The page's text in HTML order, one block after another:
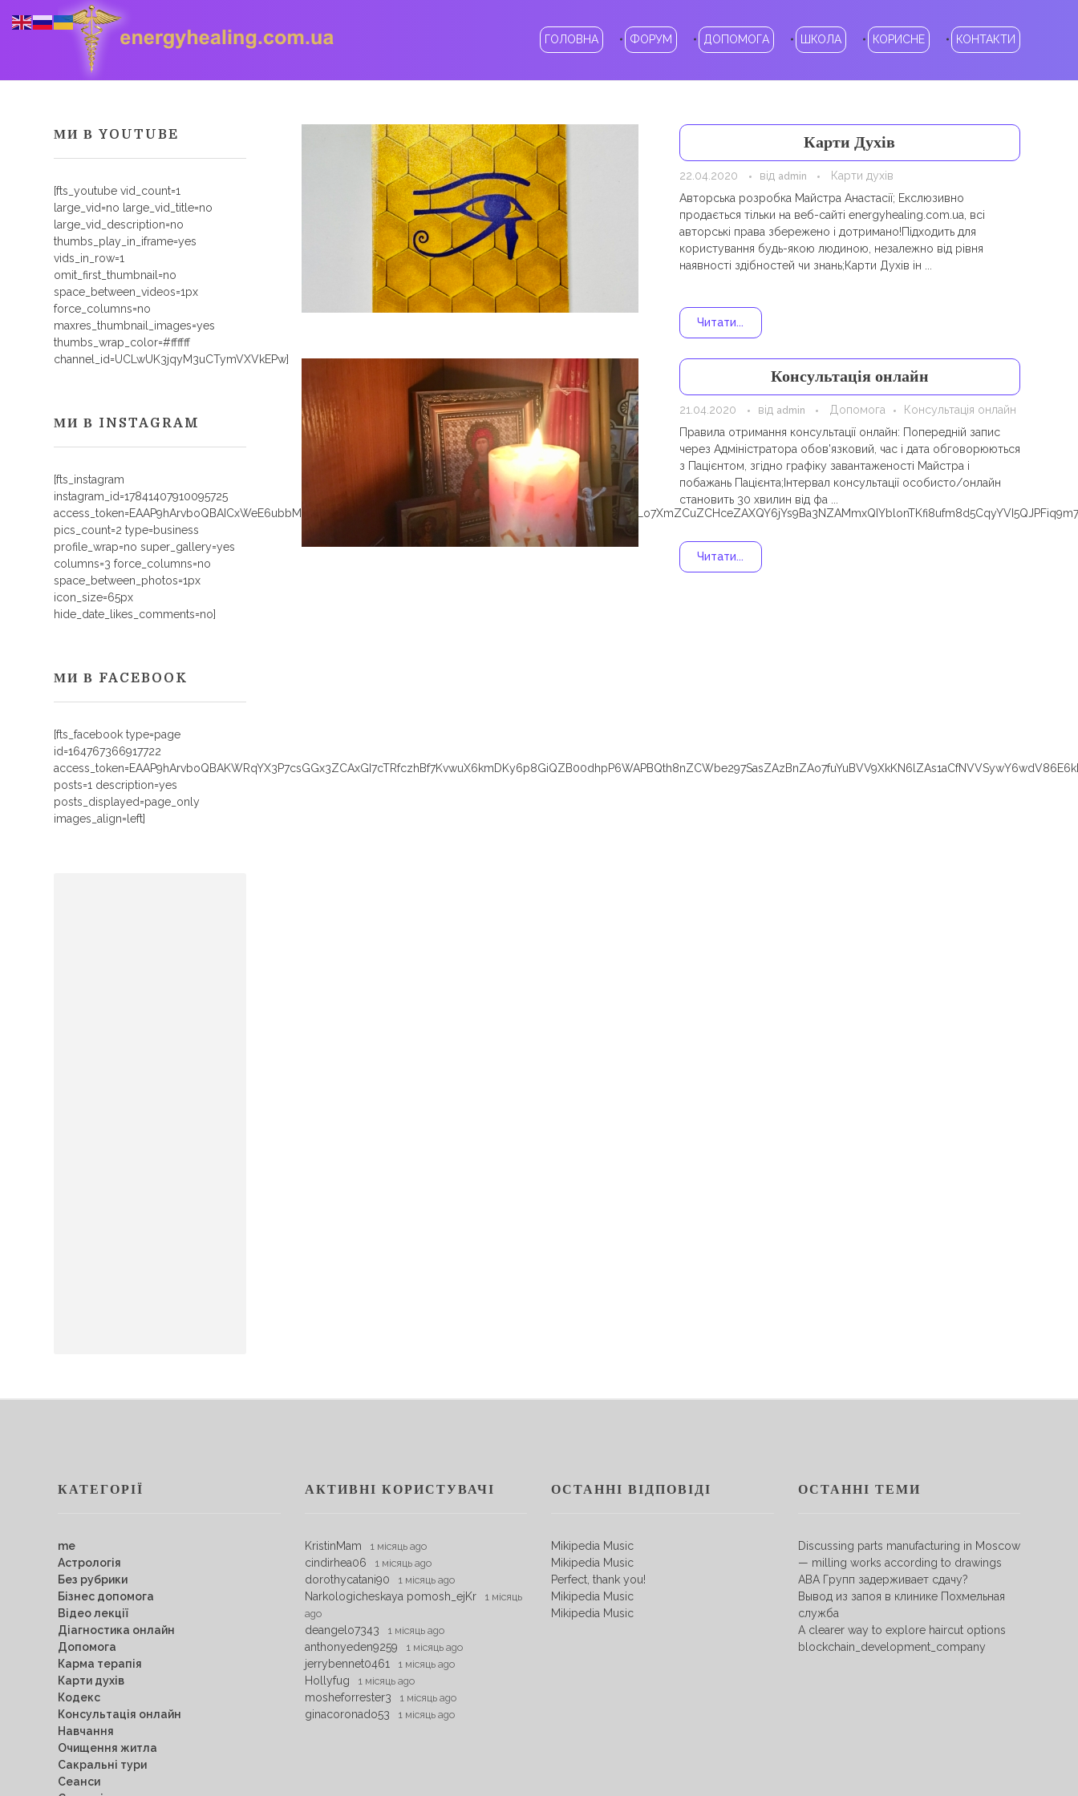
Energyhealing
Анастасія медіум,контактер,щоденник медіума,Майстер,цілительство,карма терапія,консультація онлайн,астрологія
ГОЛОВНА ФОРУМ ДОПОМОГА ШКОЛА КОРИСНЕ КОНТАКТИ
Карти Духів
22.04.2020 від admin
Карти духів
Авторська розробка Майстра Анастасії; Екслюзивно
продається тільки на веб-сайті energyhealing.com.ua, всі
авторські права збережено і дотримано!Підходить для
користування будь-якою людиною, незалежно від рівня
наявності здібностей чи знань;Карти Духів ін ...
Читати...
Консультація онлайн
21.04.2020 від admin Допомога
Консультація онлайн
Правила отримання консультації онлайн: Попередній запис
через Адміністратора обов'язковий, час і дата обговорюються
з Пацієнтом, згідно графіку завантаженості Майстра і
побажань Пацієнта;Інтервал консультації особисто/онлайн
становить 30 хвилин від фа ...
Читати...
МИ В YOUTUBE
[fts_youtube vid_count=1
large_vid=no large_vid_title=no
large_vid_description=no
thumbs_play_in_iframe=yes
vids_in_row=1
omit_first_thumbnail=no
space_between_videos=1px
force_columns=no
maxres_thumbnail_images=yes
thumbs_wrap_color=#ffffff
channel_id=UCLwUK3jqyM3uCTymVXVkEPw]
МИ В INSTAGRAM
[fts_instagram
instagram_id=17841407910095725
pics_count=2 type=business
profile_wrap=no super_gallery=yes
columns=3 force_columns=no
space_between_photos=1px
icon_size=65px
hide_date_likes_comments=no]
МИ В FACEBOOK
[fts_facebook type=page
id=164767366917722
posts=1 description=yes
posts_displayed=page_only
images_align=left]
КАТЕГОРІЇ
me
Астрологія
Без рубрики
Бізнес допомога
Відео лекції
Діагностика онлайн
Допомога
Карма терапія
Карти духів
Кодекс
Консультація онлайн
Навчання
Очищення житла
Сакральні тури
Сеанси
АКТИВНІ КОРИСТУВАЧІ
KristinMam 1 місяць ago
cindirhea06 1 місяць ago
dorothycatani90 1 місяць ago
Narkologicheskaya pomosh_ejKr
1 місяць
ago
deangelo7343 1 місяць ago
anthonyeden9259 1 місяць ago
jerrybennet0461 1 місяць ago
Hollyfug 1 місяць ago
mosheforrester3 1 місяць ago
ginacoronado53 1 місяць ago
ОСТАННІ ВІДПОВІДІ
Mikipedia Music
Mikipedia Music
Perfect, thank you!
Mikipedia Music
Mikipedia Music
ОСТАННІ ТЕМИ
Discussing parts manufacturing in Moscow
— milling works according to drawings
АВА Групп задерживает сдачу?
Вывод из запоя в клинике Похмельная
служба
A clearer way to explore haircut options
blockchain_development_company